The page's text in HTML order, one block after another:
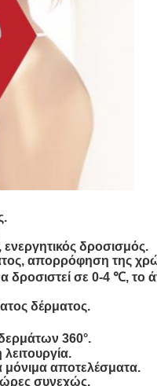
δροσισμός.
απορρόφηση της
σε 0-4 ℃, το
δέρματος.
360°.
μόνιμα αποτελέσματα.
ώρες συνεχώς.